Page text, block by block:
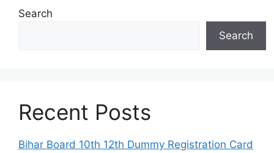
Search
Search
Recent Posts
Bihar Board 10th 12th Dummy Registration Card